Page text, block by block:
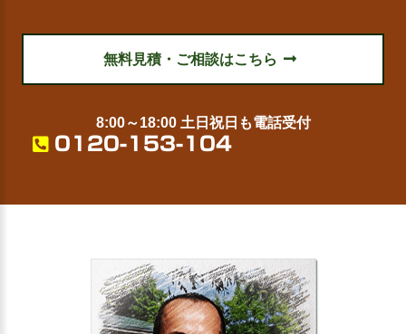
無料見積・ご相談はこちら
8:00～18:00 土日祝日も電話受付
0120-153-104